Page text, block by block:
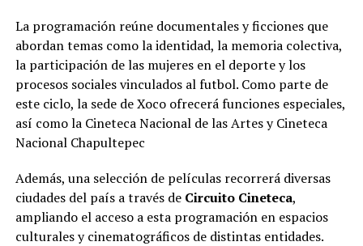
La programación reúne documentales y ficciones que
abordan temas como la identidad, la memoria colectiva,
la participación de las mujeres en el deporte y los
procesos sociales vinculados al futbol. Como parte de
este ciclo, la sede de Xoco ofrecerá funciones especiales,
así como la Cineteca Nacional de las Artes y Cineteca
Nacional Chapultepec
Además, una selección de películas recorrerá diversas
ciudades del país a través de Circuito Cineteca,
ampliando el acceso a esta programación en espacios
culturales y cinematográficos de distintas entidades.